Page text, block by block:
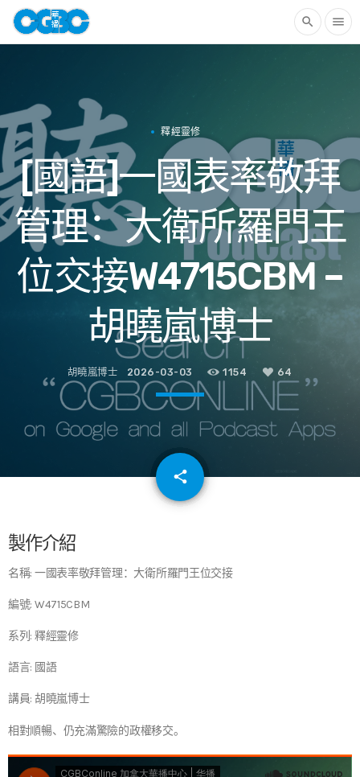
search menu
釋經靈修
[國語]一國表率敬拜
管理：大衛所羅門王
位交接W4715CBM –
胡曉嵐博士
胡曉嵐博士 2026-03-03 1154 64
share
email
製作介紹
名稱: 一國表率敬拜管理：大衛所羅門王位交接
編號: W4715CBM
系列: 釋經靈修
語言: 國語
講員: 胡曉嵐博士
相對順暢、仍充滿驚險的政權移交。